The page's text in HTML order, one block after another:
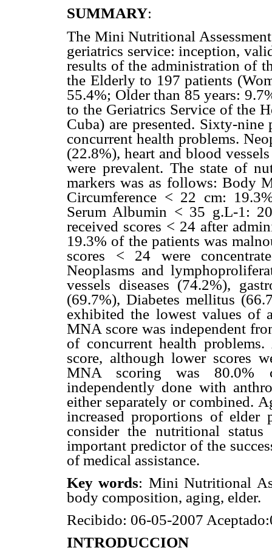
SUMMARY:
The Mini Nutritional
geriatrics service: inception,
results of the administration of
the Elderly to 197 patients
55.4%; Older than 85 years:
to the Geriatrics Service of the
Cuba) are presented. Sixty-
concurrent health problems.
(22.8%), heart and blood
were prevalent. The state of
markers was as follows: Body
Circumference < 22 cm:
Serum Albumin < 35 g.L-1:
received scores < 24 after
19.3% of the patients was
scores < 24 were
Neoplasms and
vessels diseases (74.2%),
(69.7%), Diabetes mellitus
exhibited the lowest values of
MNA score was independent
of concurrent health
score, although lower scores
MNA scoring was 80.0%
independently done with
either separately or combined.
increased proportions of elder
consider the nutritional
important predictor of the
of medical assistance.
Key words: Mini Nutritional
body composition, aging, elder.
Recibido: 06-05-2007
INTRODUCCION